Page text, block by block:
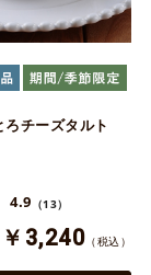
チーズタルト
4.9 （13）
￥3,240 （税込）